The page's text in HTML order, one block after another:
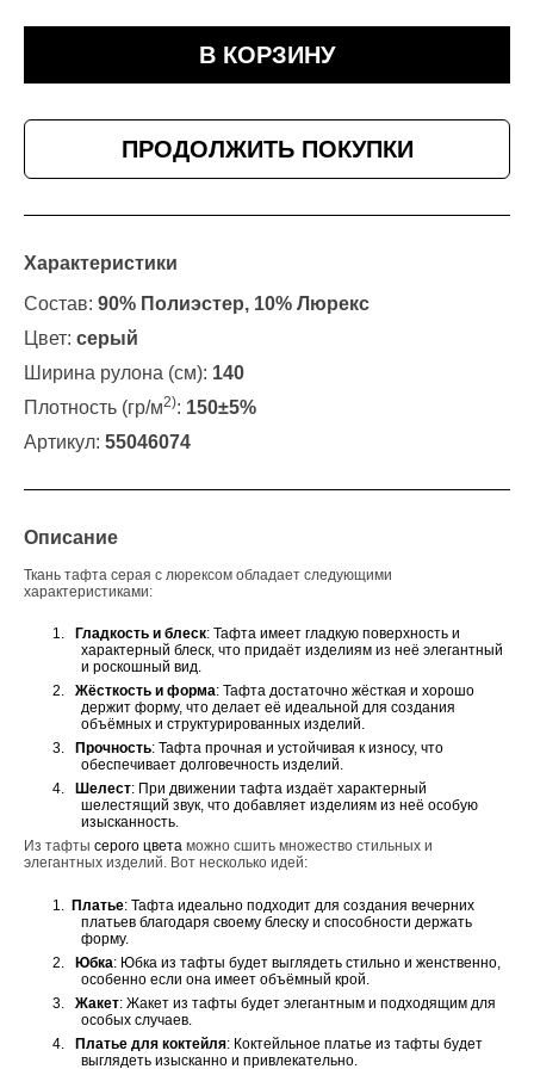
В КОРЗИНУ
ПРОДОЛЖИТЬ ПОКУПКИ
Характеристики
Состав: 90% Полиэстер, 10% Люрекс
Цвет: серый
Ширина рулона (см): 140
Плотность (гр/м2): 150±5%
Артикул: 55046074
Описание
Ткань тафта серая с люрексом обладает следующими
характеристиками:
1. Гладкость и блеск: Тафта имеет гладкую поверхность и
характерный блеск, что придаёт изделиям из неё элегантный
и роскошный вид.
2.
Жёсткость и форма: Тафта достаточно жёсткая и хорошо
держит форму, что делает её идеальной для создания
объёмных и структурированных изделий.
3.
Прочность: Тафта прочная и устойчивая к износу, что
обеспечивает долговечность изделий.
4.
Шелест: При движении тафта издаёт характерный
шелестящий звук, что добавляет изделиям из неё особую
изысканность.
Из тафты серого цвета можно сшить множество стильных и
элегантных изделий. Вот несколько идей:
1. Платье: Тафта идеально подходит для создания вечерних
платьев благодаря своему блеску и способности держать
форму.
2.
Юбка: Юбка из тафты будет выглядеть стильно и женственно,
особенно если она имеет объёмный крой.
3.
Жакет: Жакет из тафты будет элегантным и подходящим для
особых случаев.
4.
Платье для коктейля: Коктейльное платье из тафты будет
выглядеть изысканно и привлекательно.